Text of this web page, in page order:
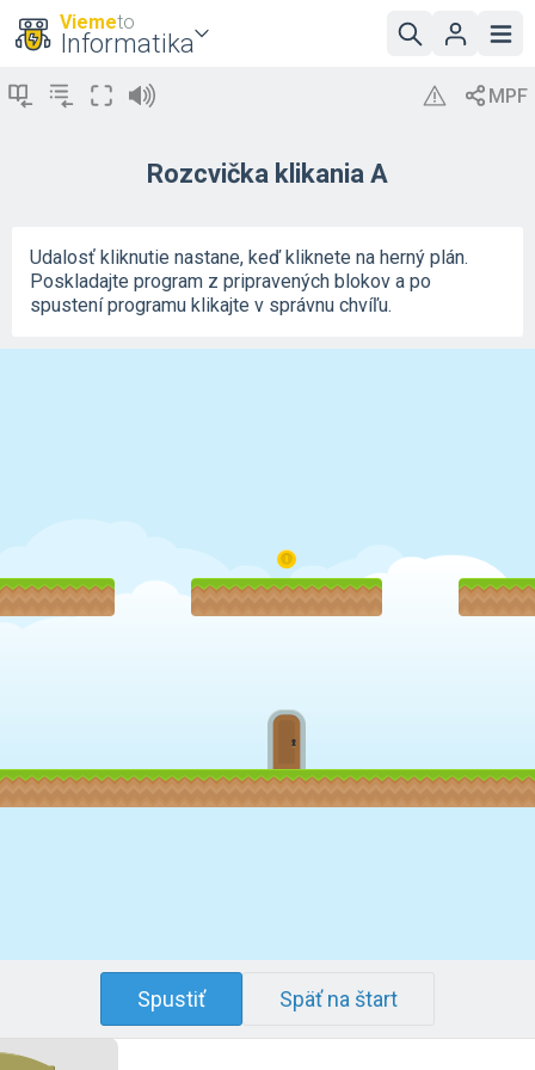
Viemeto
Informatika
Rozcvička klikania A
Udalosť kliknutie nastane, keď kliknete na herný plán.
Poskladajte program z pripravených blokov a po
spustení programu klikajte v správnu chvíľu.
Spustiť Späť na štart